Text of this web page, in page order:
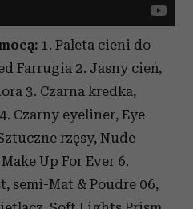
1. Paleta cieni do
Farrugia 2. Jasny cień,
3. Czarna kredka,
Czarny eyeliner, Eye
rzęsy, Nude
Up For Ever 6.
semi-Mat & Poudre 06,